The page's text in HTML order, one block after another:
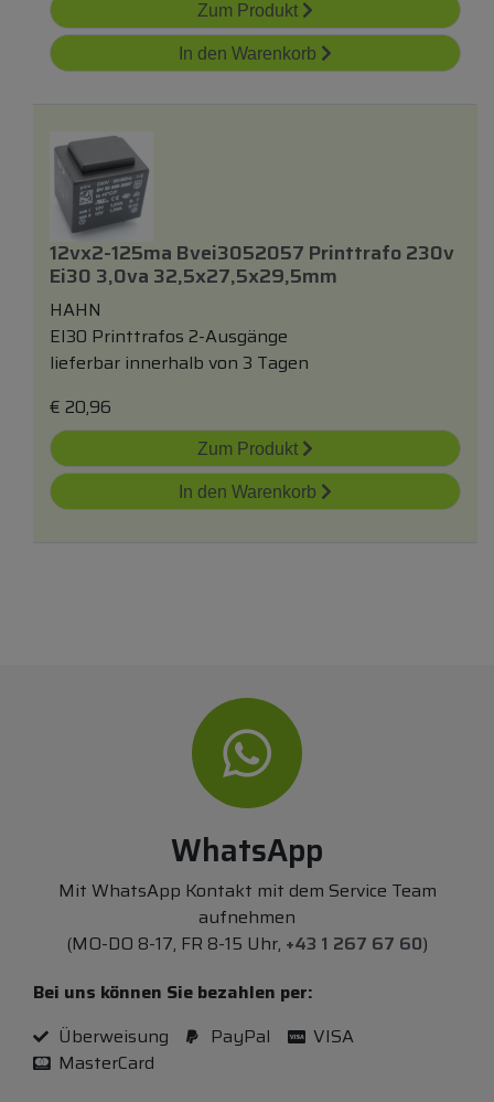
Zum Produkt
In den Warenkorb
12vx2-125ma Bvei3052057 Printtrafo 230v
Ei30 3,0va 32,5x27,5x29,5mm
HAHN
EI30 Printtrafos 2-Ausgänge
lieferbar innerhalb von 3 Tagen
€ 20,96
Zum Produkt
In den Warenkorb
WhatsApp
Mit WhatsApp Kontakt mit dem Service Team
aufnehmen
(MO-DO 8-17, FR 8-15 Uhr, +43 1 267 67 60)
Bei uns können Sie bezahlen per:
Überweisung
PayPal
VISA
MasterCard